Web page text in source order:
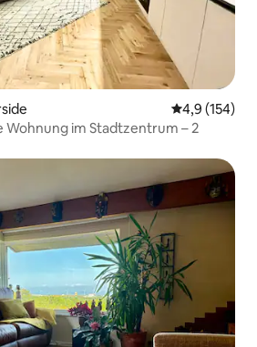
4,9 (154)
Wohnung im Stadtzentrum – 2